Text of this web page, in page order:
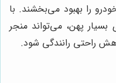
را بهبود می‌بخشند. با
بسیار پهن، می‌تواند منجر
راحتی رانندگی شود.